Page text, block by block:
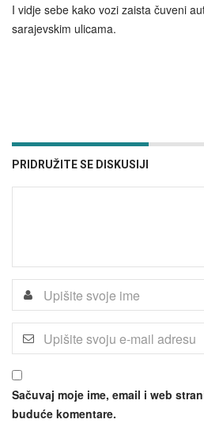
I vidje sebe kako vozi zaista čuveni
sarajevskim ulicama.
PRIDRUŽITE SE DISKUSIJI
Sačuvaj moje ime, email i web
buduće komentare.